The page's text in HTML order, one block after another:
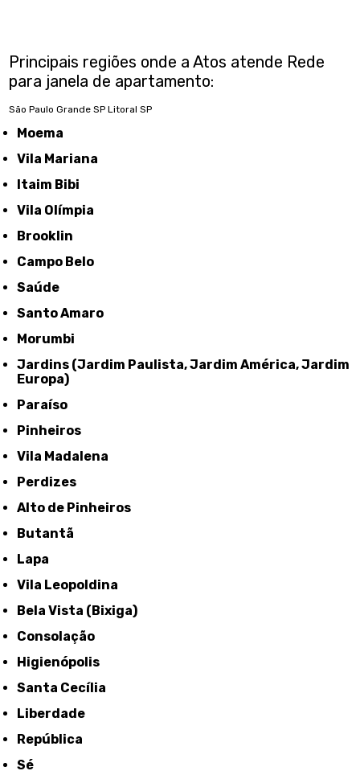
Principais regiões onde a Atos atende Rede
para janela de apartamento:
São Paulo Grande SP Litoral SP
Moema
Vila Mariana
Itaim Bibi
Vila Olímpia
Brooklin
Campo Belo
Saúde
Santo Amaro
Morumbi
Jardins (Jardim Paulista, Jardim América, Jardim
Europa)
Paraíso
Pinheiros
Vila Madalena
Perdizes
Alto de Pinheiros
Butantã
Lapa
Vila Leopoldina
Bela Vista (Bixiga)
Consolação
Higienópolis
Santa Cecília
Liberdade
República
Sé